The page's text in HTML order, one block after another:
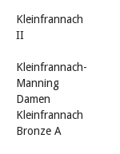
Kleinfrannach
II
Kleinfrannach-
Manning
Damen
Kleinfrannach
Bronze A